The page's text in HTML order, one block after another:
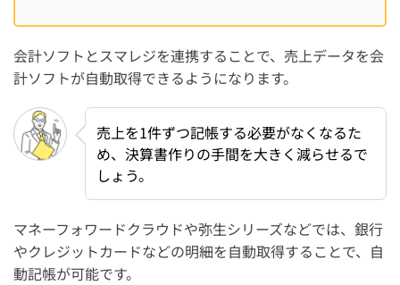
会計ソフトとスマレジを連携することで、売上データを会
計ソフトが自動取得できるようになります。
売上を1件ずつ記帳する必要がなくなるた
め、決算書作りの手間を大きく減らせるで
しょう。
マネーフォワードクラウドや弥生シリーズなどでは、銀行
やクレジットカードなどの明細を自動取得することで、自
動記帳が可能です。